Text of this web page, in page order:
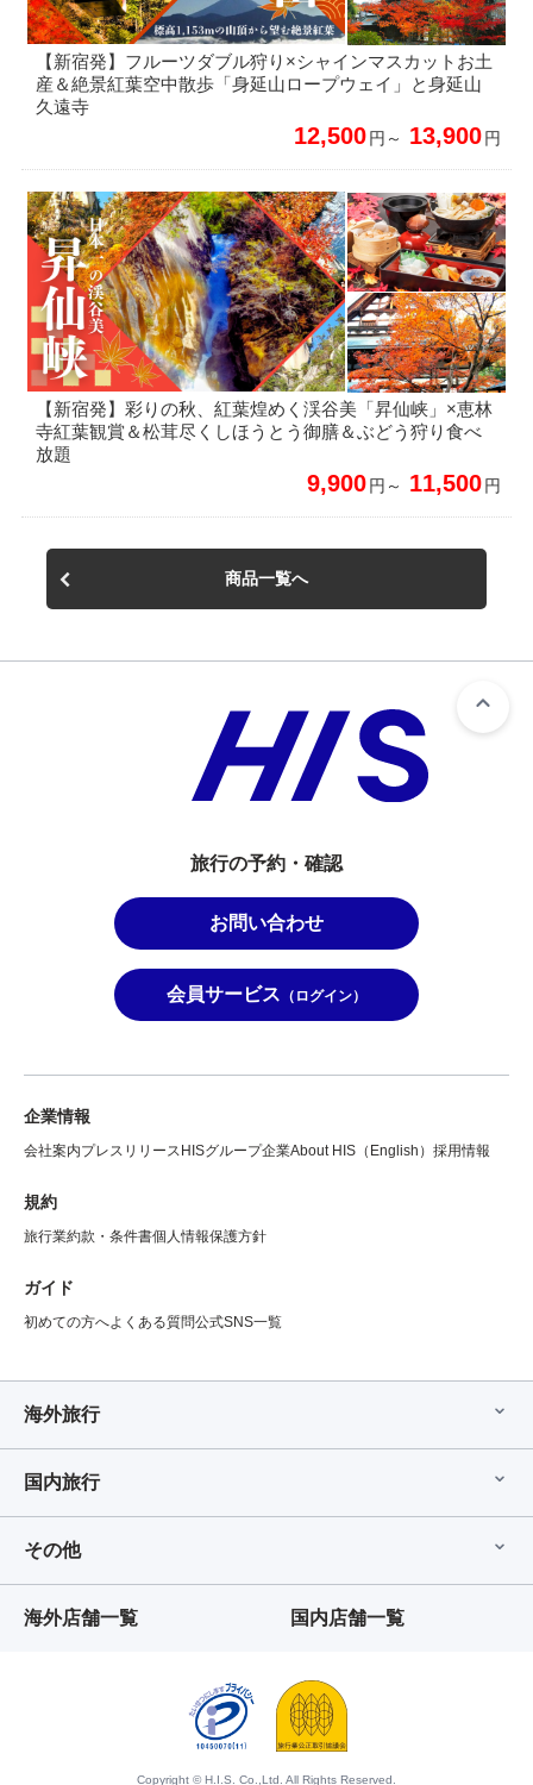
【新宿発】フルーツダブル狩り×シャインマスカットお土
産＆絶景紅葉空中散歩「身延山ロープウェイ」と身延山
久遠寺
12,500円～ 13,900円
【新宿発】彩りの秋、紅葉煌めく渓谷美「昇仙峡」×恵林
寺紅葉観賞＆松茸尽くしほうとう御膳＆ぶどう狩り食べ
放題
9,900円～ 11,500円
商品一覧へ
旅行の予約・確認
お問い合わせ
会員サービス （ログイン）
企業情報
会社案内プレスリリース HISグループ企業About HIS（English） 採用情報
規約
旅行業約款・条件書個人情報保護方針
ガイド
初めての方へよくある質問公式SNS一覧
海外旅行
国内旅行
その他
海外店舗一覧 国内店舗一覧
Copyright © H.I.S. Co.,Ltd. All Rights Reserved.